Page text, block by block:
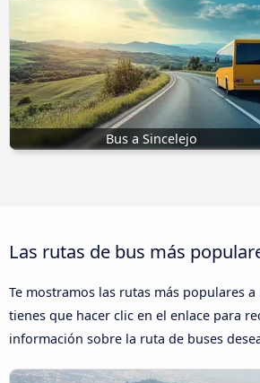
Bus a Sincelejo
Las rutas de bus más
Te mostramos las rutas más populares a
tienes que hacer clic en el enlace para
información sobre la ruta de buses